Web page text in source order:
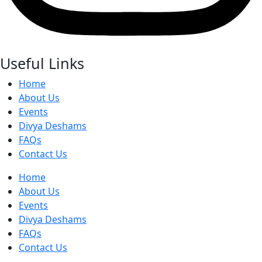
Useful Links
Home
About Us
Events
Divya Deshams
FAQs
Contact Us
Home
About Us
Events
Divya Deshams
FAQs
Contact Us